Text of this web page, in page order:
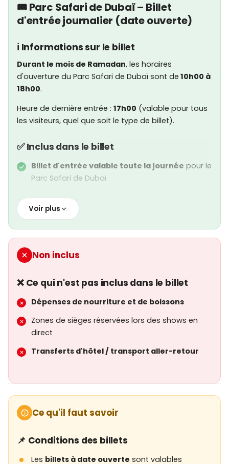
🎟️ Parc Safari de Dubaï – Billet
d'entrée journalier (date ouverte)
ℹ️ Informations sur le billet
Durant le mois de Ramadan, les horaires
d'ouverture du Parc Safari de Dubaï sont de 10h00 à
18h00.
Heure de dernière entrée : 17h00 (valable pour tous
les visiteurs, quel que soit le type de billet).
✅ Inclus dans le billet
Billet d'entrée valable toute la journée pour le
Parc Safari de Dubaï
Accès aux6 zones thématiques du parc :
Village Africain
Village des Explorateurs
Ferme des Enfants
Alwadi
Safari de 15 minutes dans la zone Désert
Arabe
Participation à3 spectacles animaliers selon le
annoncé
(Wildlife Talks) selon le programme annoncé
Accès aux ateliersYoung Explorers (Jeunes
Voir plus
Non inclus
❌ Ce qui n'est pas inclus dans le billet
Dépenses de nourriture et de boissons
Zones de sièges réservées lors des shows en
direct
Transferts d'hôtel / transport aller-retour
Ce qu'il faut savoir
📌 Conditions des billets
Les billets à date ouverte sont valables